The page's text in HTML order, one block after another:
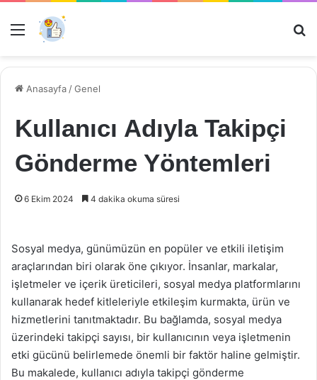
Menü
Anasayfa /Genel
Kullanıcı Adıyla Takipçi
Gönderme Yöntemleri
6 Ekim 2024 4 dakika okuma süresi
Sosyal medya, günümüzün en popüler ve etkili iletişim
araçlarından biri olarak öne çıkıyor. İnsanlar, markalar,
işletmeler ve içerik üreticileri, sosyal medya platformlarını
kullanarak hedef kitleleriyle etkileşim kurmakta, ürün ve
hizmetlerini tanıtmaktadır. Bu bağlamda, sosyal medya
üzerindeki takipçi sayısı, bir kullanıcının veya işletmenin
etki gücünü belirlemede önemli bir faktör haline gelmiştir.
Bu makalede, kullanıcı adıyla takipçi gönderme